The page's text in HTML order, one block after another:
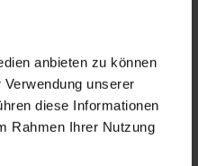
anbieten zu können
unserer
diese Informationen
Rahmen Ihrer Nutzung